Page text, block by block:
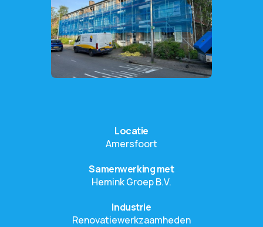
Locatie
Amersfoort
Samenwerking met
Hemink Groep B.V.
Industrie
Renovatiewerkzaamheden